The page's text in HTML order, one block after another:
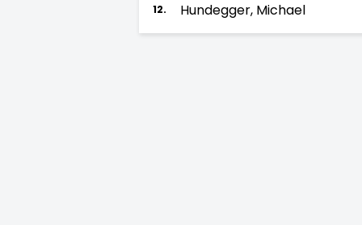
12. Hundegger, Michael